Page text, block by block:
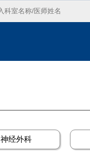
神经外科